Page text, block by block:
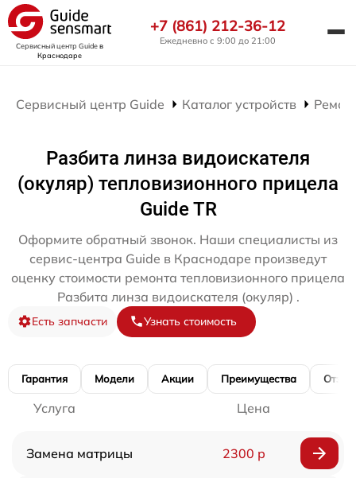
Сервисный центр Guideв
Краснодаре
+7 (861) 212-36-12
Ежедневно с 9:00 до 21:00
Сервисный центр Guide Каталог устройств
Разбита линза видоискателя
(окуляр) тепловизионного прицела
Guide TR
Оформите обратный звонок. Наши специалисты из
сервис-центра Guide в Краснодаре произведут
оценку стоимости ремонта тепловизионного прицела
Разбита линза видоискателя (окуляр) .
Есть запчасти Узнать стоимость
Гарантия Модели Акции Преимущества
Услуга Цена
Замена матрицы 2300 р